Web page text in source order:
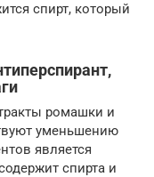
спирт, который
ромашки и
уменьшению
является
спирта и